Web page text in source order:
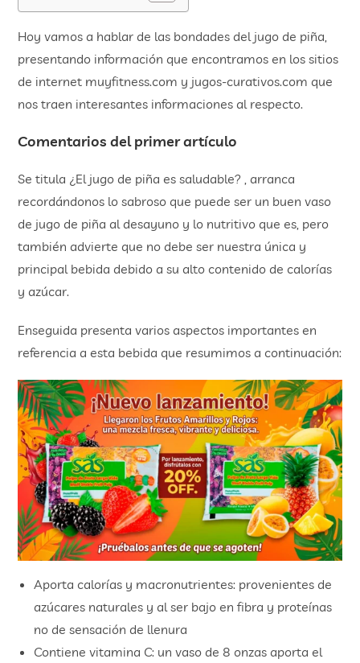
Hoy vamos a hablar de las bondades del jugo de piña,
presentando información que encontramos en los sitios
de internet muyfitness.com y jugos-curativos.com que
nos traen interesantes informaciones al respecto.
Comentarios del primer artículo
Se titula ¿El jugo de piña es saludable? , arranca
recordándonos lo sabroso que puede ser un buen vaso
de jugo de piña al desayuno y lo nutritivo que es, pero
también advierte que no debe ser nuestra única y
principal bebida debido a su alto contenido de calorías
y azúcar.
Enseguida presenta varios aspectos importantes en
referencia a esta bebida que resumimos a continuación:
Aporta calorías y macronutrientes: provenientes de
azúcares naturales y al ser bajo en fibra y proteínas
no de sensación de llenura
Contiene vitamina C: un vaso de 8 onzas aporta el